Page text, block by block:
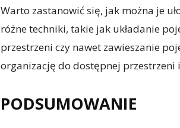
Warto zastanowić się, jak można je
różne techniki, takie jak układanie
przestrzeni czy nawet zawieszanie
organizację do dostępnej
PODSUMOWANIE